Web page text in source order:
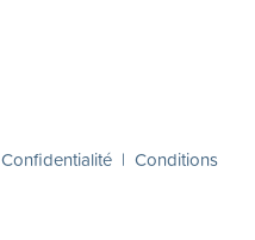
Confidentialité | Conditions